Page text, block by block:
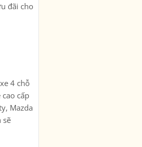
đãi cho
4 chỗ
cấp
Mazda
sẽ